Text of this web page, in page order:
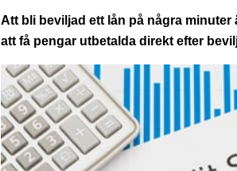
Att bli beviljad ett lån på några
att få pengar utbetalda direkt efter